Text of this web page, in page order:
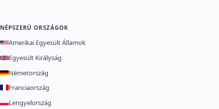
NÉPSZERŰ ORSZÁGOK
Amerikai Egyesült Államok
Egyesült Királyság
Németország
Franciaország
Lengyelország